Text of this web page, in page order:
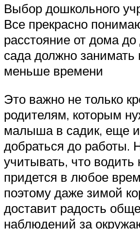
Выбор дошкольного
Все прекрасно
расстояние от дома до
сада должно занимать
меньше времени
Это важно не только
родителям, которым
малыша в садик, еще
добраться до работы.
учитывать, что водить
придется в любое
поэтому даже зимой
доставит радость
наблюдений за